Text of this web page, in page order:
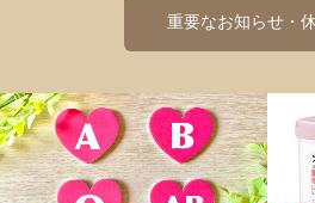
重要なお知らせ・